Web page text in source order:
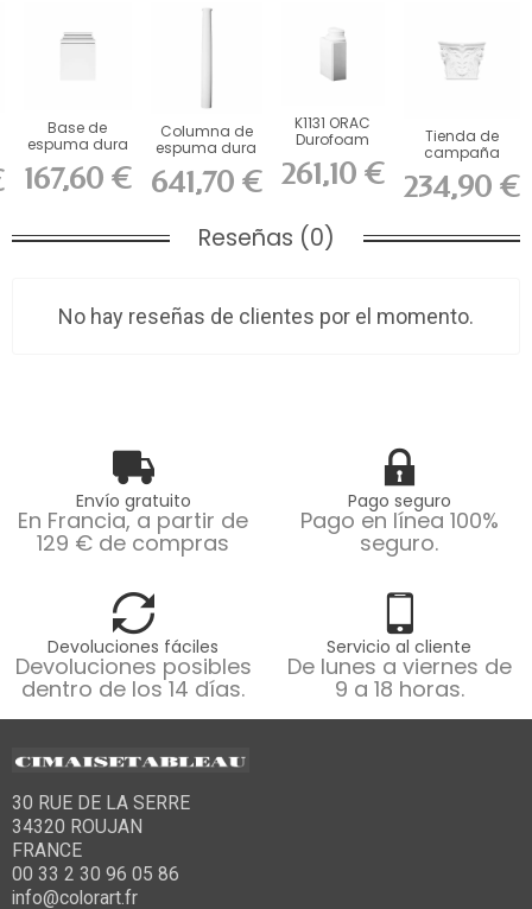
Base de
espuma dura
ORAC K254 L39
x Al53,5...
167,60 €
Columna de
espuma dura
ORAC K1102 L22
x...
641,70 €
K1131 ORAC
Durofoam
media base
L35 x H57,5...
261,10 €
Tienda de
campaña
ORAC
Durofoam
K251...
234,90 €
Reseñas (0)
No hay reseñas de clientes por el momento.
Envío gratuito
En Francia, a partir de
129 € de compras
Pago seguro
Pago en línea 100%
seguro.
Devoluciones fáciles
Devoluciones posibles
dentro de los 14 días.
Servicio al cliente
De lunes a viernes de
9 a 18 horas.
30 RUE DE LA SERRE
34320 ROUJAN
FRANCE
00 33 2 30 96 05 86
info@colorart.fr